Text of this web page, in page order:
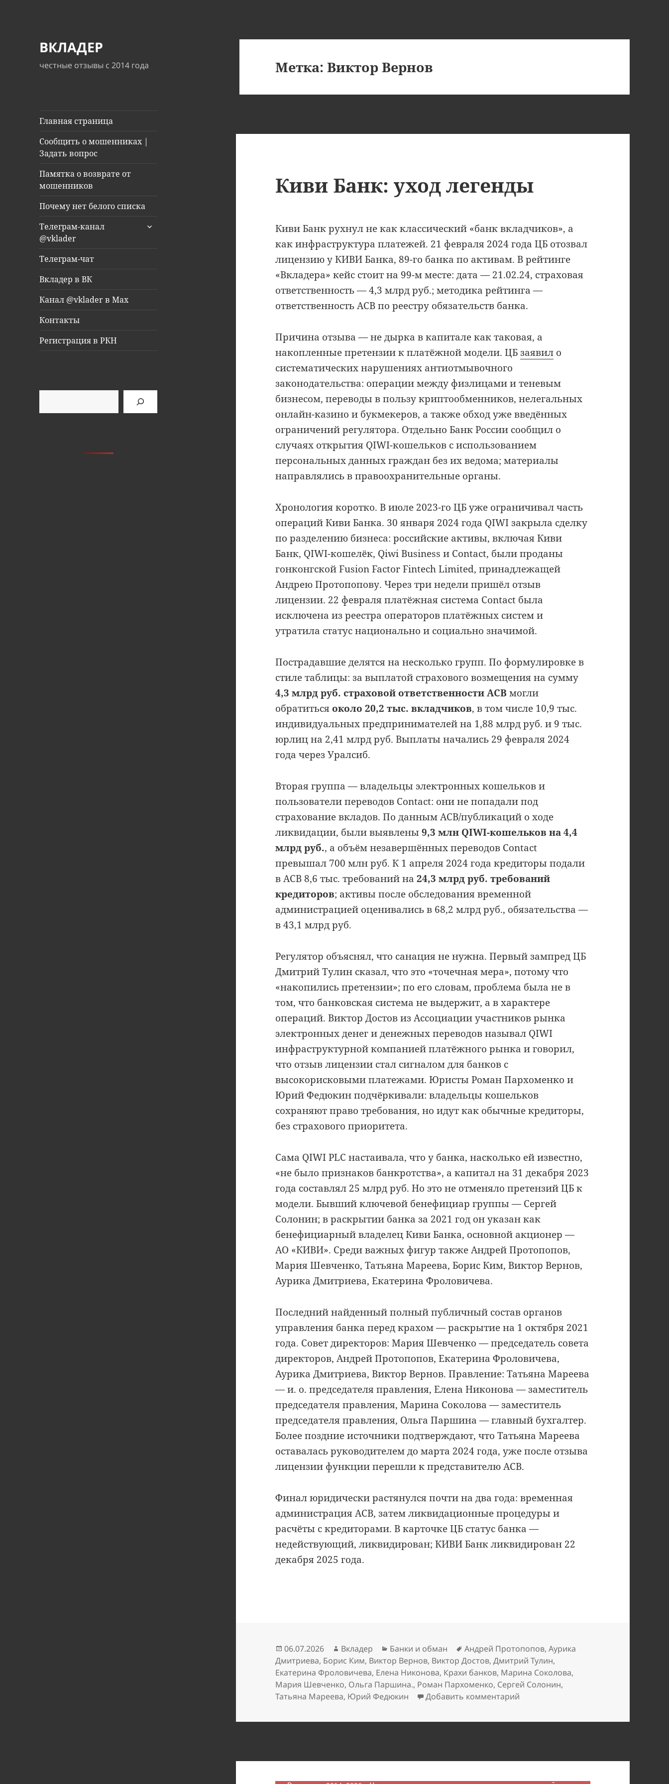
ВКЛАДЕР
честные отзывы с 2014 года
Главная страница
Сообщить о мошенниках |
Задать вопрос
Памятка о возврате от
мошенников
Почему нет белого списка
Телеграм-канал
@vklader
раскрыть
Телеграм-чат
Вкладер в ВК
Канал @vklader в Max
Контакты
Регистрация в РКН
Метка:Виктор Вернов
Киви Банк: уход легенды
Киви Банк рухнул не как классический «банк вкладчиков», а
как инфраструктура платежей. 21 февраля 2024 года ЦБ отозвал
лицензию у КИВИ Банка, 89-го банка по активам. В рейтинге
«Вкладера» кейс стоит на 99-м месте: дата — 21.02.24, страховая
ответственность — 4,3 млрд руб.; методика рейтинга —
ответственность АСВ по реестру обязательств банка.
Причина отзыва — не дырка в капитале как таковая, а
накопленные претензии к платёжной модели. ЦБзаявил о
систематических нарушениях антиотмывочного
законодательства: операции между физлицами и теневым
бизнесом, переводы в пользу криптообменников, нелегальных
онлайн-казино и букмекеров, а также обход уже введённых
ограничений регулятора. Отдельно Банк России сообщил о
случаях открытия QIWI-кошельков с использованием
персональных данных граждан без их ведома; материалы
направлялись в правоохранительные органы.
Хронология коротко. В июле 2023-го ЦБ уже ограничивал часть
операций Киви Банка. 30 января 2024 года QIWI закрыла сделку
по разделению бизнеса: российские активы, включая Киви
Банк, QIWI-кошелёк, Qiwi Business и Contact, были проданы
гонконгской Fusion Factor Fintech Limited, принадлежащей
Андрею Протопопову. Через три недели пришёл отзыв
лицензии. 22 февраля платёжная система Contact была
исключена из реестра операторов платёжных систем и
утратила статус национально и социально значимой.
Пострадавшие делятся на несколько групп. По формулировке в
стиле таблицы: за выплатой страхового возмещения на сумму
4,3 млрд руб. страховой ответственности АСВ могли
обратиться около 20,2 тыс. вкладчиков, в том числе 10,9 тыс.
индивидуальных предпринимателей на 1,88 млрд руб. и 9 тыс.
юрлиц на 2,41 млрд руб. Выплаты начались 29 февраля 2024
года через Уралсиб.
Вторая группа — владельцы электронных кошельков и
пользователи переводов Contact: они не попадали под
страхование вкладов. По данным АСВ/публикаций о ходе
ликвидации, были выявлены9,3 млн QIWI-кошельков на 4,4
млрд руб., а объём незавершённых переводов Contact
превышал 700 млн руб. К 1 апреля 2024 года кредиторы подали
в АСВ 8,6 тыс. требований на24,3 млрд руб. требований
кредиторов; активы после обследования временной
администрацией оценивались в 68,2 млрд руб., обязательства —
в 43,1 млрд руб.
Регулятор объяснял, что санация не нужна. Первый зампред ЦБ
Дмитрий Тулин сказал, что это «точечная мера», потому что
«накопились претензии»; по его словам, проблема была не в
том, что банковская система не выдержит, а в характере
операций. Виктор Достов из Ассоциации участников рынка
электронных денег и денежных переводов называл QIWI
инфраструктурной компанией платёжного рынка и говорил,
что отзыв лицензии стал сигналом для банков с
высокорисковыми платежами. Юристы Роман Пархоменко и
Юрий Федюкин подчёркивали: владельцы кошельков
сохраняют право требования, но идут как обычные кредиторы,
без страхового приоритета.
Сама QIWI PLC настаивала, что у банка, насколько ей известно,
«не было признаков банкротства», а капитал на 31 декабря 2023
года составлял 25 млрд руб. Но это не отменяло претензий ЦБ к
модели. Бывший ключевой бенефициар группы — Сергей
Солонин; в раскрытии банка за 2021 год он указан как
бенефициарный владелец Киви Банка, основной акционер —
АО «КИВИ». Среди важных фигур также Андрей Протопопов,
Мария Шевченко, Татьяна Мареева, Борис Ким, Виктор Вернов,
Аурика Дмитриева, Екатерина Фроловичева.
Последний найденный полный публичный состав органов
управления банка перед крахом — раскрытие на 1 октября 2021
года. Совет директоров: Мария Шевченко — председатель совета
директоров, Андрей Протопопов, Екатерина Фроловичева,
Аурика Дмитриева, Виктор Вернов. Правление: Татьяна Мареева
— и. о. председателя правления, Елена Никонова — заместитель
председателя правления, Марина Соколова — заместитель
председателя правления, Ольга Паршина — главный бухгалтер.
Более поздние источники подтверждают, что Татьяна Мареева
оставалась руководителем до марта 2024 года, уже после отзыва
лицензии функции перешли к представителю АСВ.
Финал юридически растянулся почти на два года: временная
администрация АСВ, затем ликвидационные процедуры и
расчёты с кредиторами. В карточке ЦБ статус банка —
недействующий, ликвидирован; КИВИ Банк ликвидирован 22
декабря 2025 года.
Опубликовано
06.07.2026 Автор
Вкладер Рубрики
Банки и обман Метки
Андрей Протопопов,Аурика
Дмитриева, Борис Ким, Виктор Вернов, Виктор Достов,Дмитрий Тулин,
Екатерина Фроловичева, Елена Никонова, Крахи банков, Марина Соколова,
Мария Шевченко, Ольга Паршина., Роман Пархоменко, Сергей Солонин,
Татьяна Мареева, Юрий Федюкин Добавить комментарий